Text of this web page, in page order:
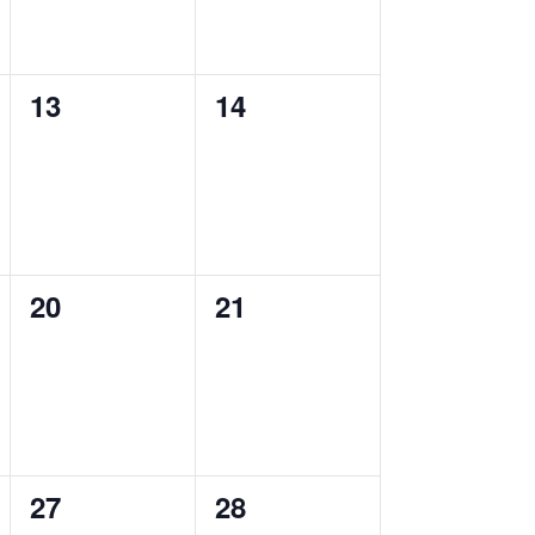
0
13
0
14
0
20
0
21
0
27
0
28